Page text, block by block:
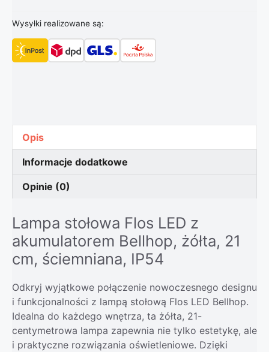
Wysyłki realizowane są:
Opis
Informacje dodatkowe
Opinie (0)
Lampa stołowa Flos LED z
akumulatorem Bellhop, żółta, 21
cm, ściemniana, IP54
Odkryj wyjątkowe połączenie nowoczesnego designu
i funkcjonalności z lampą stołową Flos LED Bellhop.
Idealna do każdego wnętrza, ta żółta, 21-
centymetrowa lampa zapewnia nie tylko estetykę, ale
i praktyczne rozwiązania oświetleniowe. Dzięki